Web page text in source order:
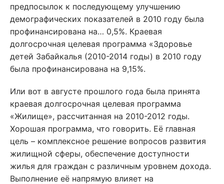
предпосылок к последующему улучшению
демографических показателей в 2010 году была
профинансирована на… 0,5%. Краевая
долгосрочная целевая программа «Здоровье
детей Забайкалья (2010-2014 годы) в 2010 году
была профинансирована на 9,15%.
Или вот в августе прошлого года была принята
краевая долгосрочная целевая программа
«Жилище», рассчитанная на 2010-2012 годы.
Хорошая программа, что говорить. Её главная
цель – комплексное решение вопросов развития
жилищной сферы, обеспечение доступности
жилья для граждан с различным уровнем дохода.
Выполнение её напрямую влияет на